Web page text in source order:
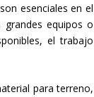
esenciales en el
equipos o
el trabajo
para terreno,